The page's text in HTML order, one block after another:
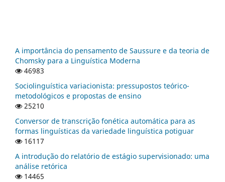
A importância do pensamento de Saussure e da teoria de
Chomsky para a Linguística Moderna
46983
Sociolinguística variacionista: pressupostos teórico-
metodológicos e propostas de ensino
25210
Conversor de transcrição fonética automática para as
formas linguísticas da variedade linguística potiguar
16117
A introdução do relatório de estágio supervisionado: uma
análise retórica
14465